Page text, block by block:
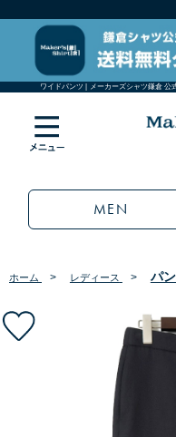
ワイドパンツ | メーカーズシャツ鎌倉 公
MEN
ホーム > レディース > パ